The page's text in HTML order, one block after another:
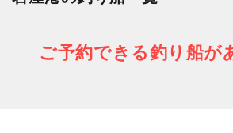
ご予約できる釣り船が